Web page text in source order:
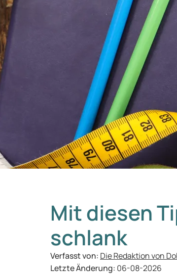
Mit diesen
schlank
Verfasst von: Die Redaktion von
Letzte Änderung: 06-08-2026